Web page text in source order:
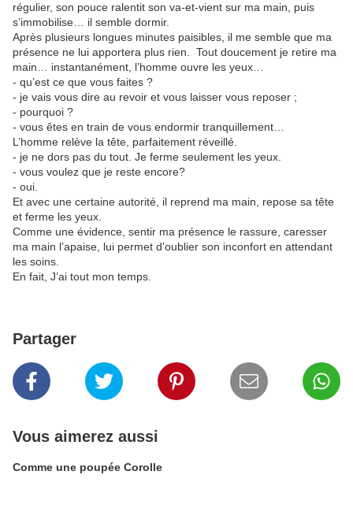
régulier, son pouce ralentit son va-et-vient sur ma main, puis
s’immobilise… il semble dormir.
Après plusieurs longues minutes paisibles, il me semble que ma
présence ne lui apportera plus rien. Tout doucement je retire ma
main… instantanément, l’homme ouvre les yeux…
- qu’est ce que vous faites ?
- je vais vous dire au revoir et vous laisser vous reposer ;
- pourquoi ?
- vous êtes en train de vous endormir tranquillement…
L’homme relève la tête, parfaitement réveillé.
- je ne dors pas du tout. Je ferme seulement les yeux.
- vous voulez que je reste encore?
- oui.
Et avec une certaine autorité, il reprend ma main, repose sa tête
et ferme les yeux.
Comme une évidence, sentir ma présence le rassure, caresser
ma main l’apaise, lui permet d’oublier son inconfort en attendant
les soins.
En fait, J’ai tout mon temps.
Partager
Vous aimerez aussi
Comme une poupée Corolle